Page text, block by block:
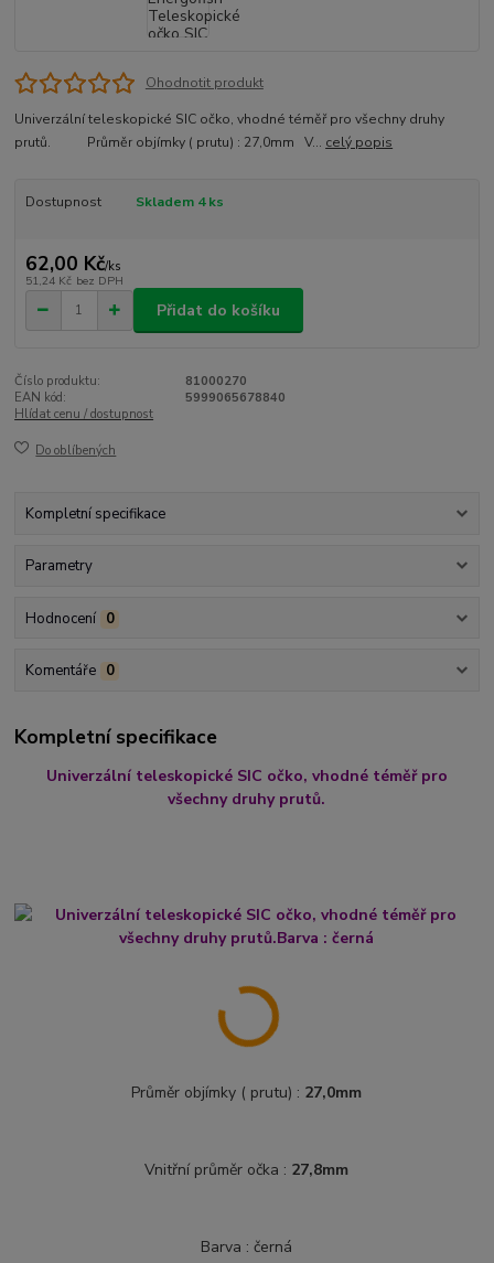
Ohodnotit produkt
Univerzální teleskopické SIC očko, vhodné téměř pro všechny druhy
prutů. Průměr objímky ( prutu) : 27,0mm V... celý popis
Dostupnost Skladem 4 ks
62,00 Kč/ks
51,24 Kč bez DPH
Přidat do košíku
Číslo produktu:
81000270
EAN kód:
5999065678840
Hlídat cenu / dostupnost
Do oblíbených
Kompletní specifikace
Parametry
Hodnocení 0
Komentáře 0
Kompletní specifikace
Univerzální teleskopické SIC očko, vhodné téměř pro
všechny druhy prutů.
Průměr objímky ( prutu) : 27,0mm
Vnitřní průměr očka : 27,8mm
Barva : černá